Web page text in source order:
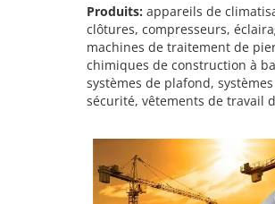
Produits: appareils de
clôtures, compresseurs,
machines de traitement de
chimiques de construction à
systèmes de plafond,
sécurité, vêtements de travail